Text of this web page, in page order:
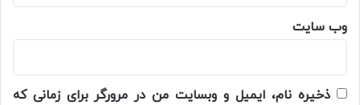
وب‌ سایت
ذخیره نام، ایمیل و وبسایت من در مرورگر برای زمانی که